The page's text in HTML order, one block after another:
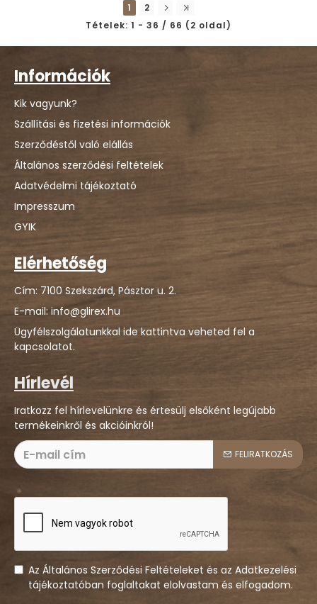
1
2
Tételek: 1 - 36 / 66 (2 oldal)
Információk
Kik vagyunk?
Szállítási és fizetési információk
Szerződéstől való elállás
Általános szerződési feltételek
Adatvédelmi tájékoztató
Impresszum
GYIK
Elérhetőség
Cím: 7100 Szekszárd, Pásztor u. 2.
E-mail: info@glirex.hu
Ügyfélszolgálatunkkal ide kattintva veheted fel a
kapcsolatot.
Hírlevél
Iratkozz fel hírlevelünkre és értesülj elsőként legújabb
termékeinkről és akcióinkról!
FELIRATKOZÁS
Az Általános Szerződési Feltételeket és az Adatkezelési
tájékoztatóban foglaltakat elolvastam és elfogadom.